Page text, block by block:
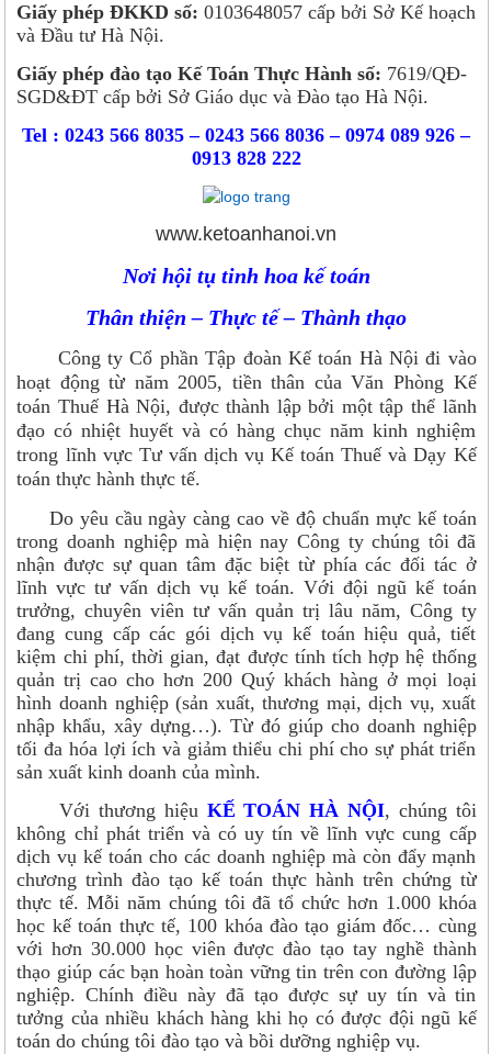
Giấy phép ĐKKD số: 0103648057 cấp bởi Sở Kế hoạch
và Đầu tư Hà Nội.
Giấy phép đào tạo Kế Toán Thực Hành số: 7619/QĐ-
SGD&ĐT cấp bởi Sở Giáo dục và Đào tạo Hà Nội.
Tel : 0243 566 8035 – 0243 566 8036 – 0974 089 926 –
0913 828 222
www.ketoanhanoi.vn
Nơi hội tụ tinh hoa kế toán
Thân thiện – Thực tế – Thành thạo
Công ty Cổ phần Tập đoàn Kế toán Hà Nội đi vào
hoạt động từ năm 2005, tiền thân của Văn Phòng Kế
toán Thuế Hà Nội, được thành lập bởi một tập thể lãnh
đạo có nhiệt huyết và có hàng chục năm kinh nghiệm
trong lĩnh vực Tư vấn dịch vụ Kế toán Thuế và Dạy Kế
toán thực hành thực tế.
Do yêu cầu ngày càng cao về độ chuẩn mực kế toán
trong doanh nghiệp mà hiện nay Công ty chúng tôi đã
nhận được sự quan tâm đặc biệt từ phía các đối tác ở
lĩnh vực tư vấn dịch vụ kế toán. Với đội ngũ kế toán
trưởng, chuyên viên tư vấn quản trị lâu năm, Công ty
đang cung cấp các gói dịch vụ kế toán hiệu quả, tiết
kiệm chi phí, thời gian, đạt được tính tích hợp hệ thống
quản trị cao cho hơn 200 Quý khách hàng ở mọi loại
hình doanh nghiệp (sản xuất, thương mại, dịch vụ, xuất
nhập khẩu, xây dựng…). Từ đó giúp cho doanh nghiệp
tối đa hóa lợi ích và giảm thiểu chi phí cho sự phát triển
sản xuất kinh doanh của mình.
Với thương hiệu KẾ TOÁN HÀ NỘI, chúng tôi
không chỉ phát triển và có uy tín về lĩnh vực cung cấp
dịch vụ kế toán cho các doanh nghiệp mà còn đẩy mạnh
chương trình đào tạo kế toán thực hành trên chứng từ
thực tế. Mỗi năm chúng tôi đã tổ chức hơn 1.000 khóa
học kế toán thực tế, 100 khóa đào tạo giám đốc… cùng
với hơn 30.000 học viên được đào tạo tay nghề thành
thạo giúp các bạn hoàn toàn vững tin trên con đường lập
nghiệp. Chính điều này đã tạo được sự uy tín và tin
tưởng của nhiều khách hàng khi họ có được đội ngũ kế
toán do chúng tôi đào tạo và bồi dưỡng nghiệp vụ.